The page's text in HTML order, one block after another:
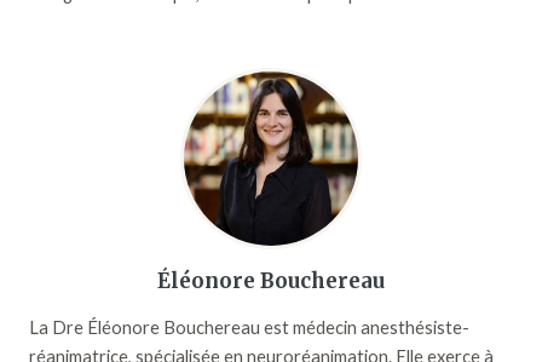
Éléonore Bouchereau
La Dre Éléonore Bouchereau est médecin anesthésiste-
réanimatrice, spécialisée en neuroréanimation. Elle exerce à